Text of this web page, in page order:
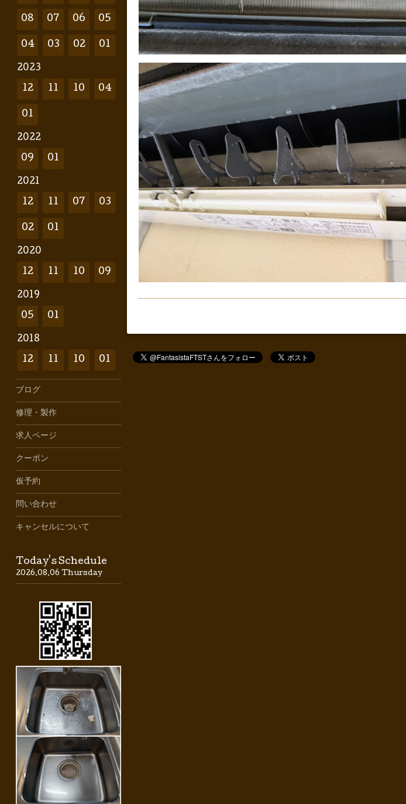
08 07 06 05
04 03 02 01
2023
12 11 10 04
01
2022
09 01
2021
12 11 07 03
02 01
2020
12 11 10 09
2019
05 01
2018
12 11 10 01
ブログ
修理・製作
求人ページ
クーポン
仮予約
問い合わせ
キャンセルについて
Today's Schedule
2026.08.06 Thursday